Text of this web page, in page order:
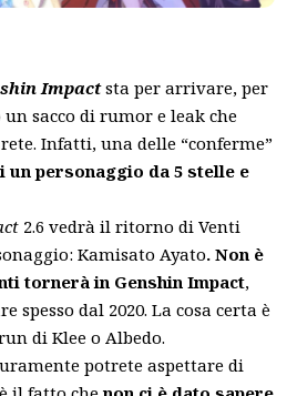
Impactsta per arrivare, per
sacco di rumor e leak che
Infatti, una delle “conferme”
personaggio da 5 stelle e
2.6 vedrà il ritorno di Venti
Kamisato Ayato. Non è
tornerà in Genshin Impact,
spesso dal 2020. La cosa certa è
di Klee o Albedo.
potrete aspettare di